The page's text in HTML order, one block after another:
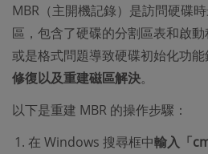
MBR（主開機記錄）是訪問硬碟
區，包含了硬碟的分割區表和啟
或是格式問題導致硬碟初始化功
修復以及重建磁區解決。
以下是重建 MBR 的操作步驟：
在 Windows 搜尋框中輸入「